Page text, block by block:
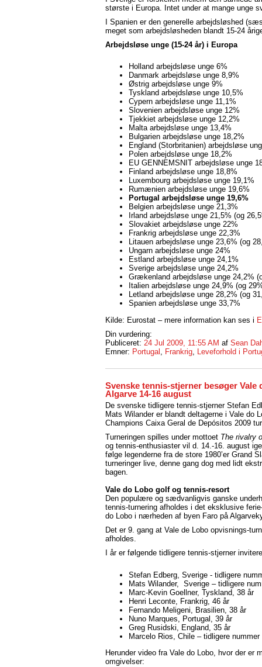
største i Europa. Intet under at mange unge
I Spanien er den generelle arbejdsløshed
meget som arbejdsløsheden blandt 15-24
Arbejdsløse unge (15-24 år) i Europa
Holland arbejdsløse unge 6%
Danmark arbejdsløse unge 8,9%
Østrig arbejdsløse unge 9%
Tyskland arbejdsløse unge 10,5%
Cypern arbejdsløse unge 11,1%
Slovenien arbejdsløse unge 12%
Tjekkiet arbejdsløse unge 12,2%
Malta arbejdsløse unge 13,4%
Bulgarien arbejdsløse unge 18,2%
England (Storbritanien) arbejdsløse
Polen arbejdsløse unge 18,2%
EU GENNEMSNIT arbejdsløse unge
Finland arbejdsløse unge 18,8%
Luxembourg arbejdsløse unge 19,1%
Rumænien arbejdsløse unge 19,6%
Portugal arbejdsløse unge 19,6%
Belgien arbejdsløse unge 21,3%
Irland arbejdsløse unge 21,5% (og
Slovakiet arbejdsløse unge 22%
Frankrig arbejdsløse unge 22,3%
Litauen arbejdsløse unge 23,6% (og
Ungarn arbejdsløse unge 24%
Estland arbejdsløse unge 24,1%
Sverige arbejdsløse unge 24,2%
Grækenland arbejdsløse unge 24,2%
Italien arbejdsløse unge 24,9% (og
Letland arbejdsløse unge 28,2% (og
Spanien arbejdsløse unge 33,7%
Kilde: Eurostat – mere information kan ses i
Din vurdering:
Publiceret: 24 Jul 2009, 11:55 AM af Sean
Emner: Portugal Frankrig Leveforhold i
Svenske tennis-stjerner besøger Vale
Algarve 14-16 august
De svenske tidligere tennis-stjerner Stefan
Mats Wilander er blandt deltagerne i Vale do
Champions Caixa Geral de Depósitos 2009
Turneringen spilles under mottoet The rivalry
og tennis-enthusiaster vil d. 14.-16. august
følge legenderne fra de store 1980’er Grand
turneringer live, denne gang dog med lidt
bagen.
Vale do Lobo golf og tennis-resort
Den populære og sædvanligvis ganske
tennis-turnering afholdes i det eksklusive
do Lobo i nærheden af byen Faro på
Det er 9. gang at Vale de Lobo opvisnings-
afholdes.
I år er følgende tidligere tennis-stjerner
Stefan Edberg, Sverige - tidligere
Mats Wilander, Sverige – tidligere
Marc-Kevin Goellner, Tyskland, 38 år
Henri Leconte, Frankrig, 46 år
Fernando Meligeni, Brasilien, 38 år
Nuno Marques, Portugal, 39 år
Greg Rusidski, England, 35 år
Marcelo Rios, Chile – tidligere
Herunder video fra Vale do Lobo, hvor der er
omgivelser: